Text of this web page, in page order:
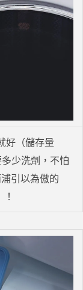
好（儲存量
少洗劑，不怕
引以為傲的